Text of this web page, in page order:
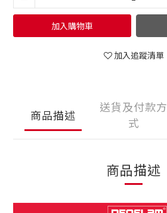
加入購物車
加入追蹤清單
商品描述
送貨及付款方
式
商品描述